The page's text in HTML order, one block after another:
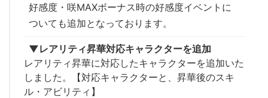
好感度・咲MAXボーナス時の好感度イベントに
ついても追加となっております。
▼レアリティ昇華対応キャラクターを追加
レアリティ昇華に対応したキャラクターを追加いた
しました。【対応キャラクターと、昇華後のスキ
ル・アビリティ】